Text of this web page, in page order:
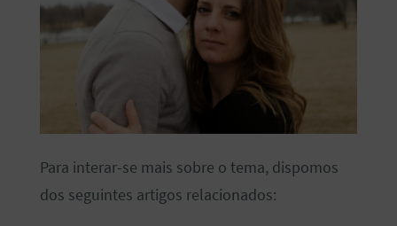
Para interar-se mais sobre o tema, dispomos
dos seguintes artigos relacionados: